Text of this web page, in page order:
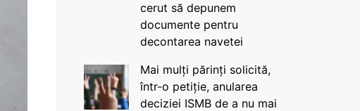
cerut să depunem
documente pentru
decontarea navetei
Mai mulți părinți solicită,
într-o petiție, anularea
deciziei ISMB de a nu mai